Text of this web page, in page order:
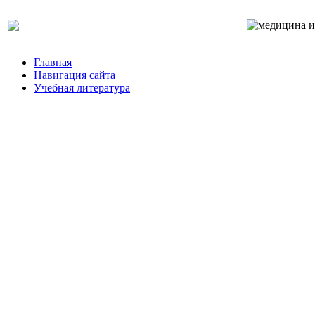
Главная
Навигация сайта
Учебная литература